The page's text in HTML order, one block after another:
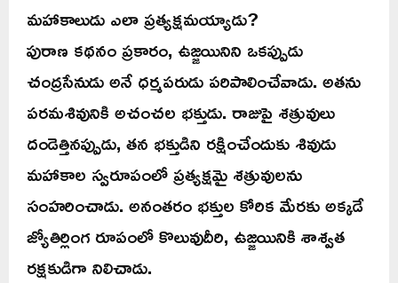
మహాకాలుడు ఎలా ప్రత్యక్షమయ్యాడు?
పురాణ కథనం ప్రకారం, ఉజ్జయినిని ఒకప్పుడు
చంద్రసేనుడు అనే ధర్మపరుడు పరిపాలించేవాడు. అతను
పరమశివునికి అచంచల భక్తుడు. రాజుపై శత్రువులు
దండెత్తినప్పుడు, తన భక్తుడిని రక్షించేందుకు శివుడు
మహాకాల స్వరూపంలో ప్రత్యక్షమై శత్రువులను
సంహరించాడు. అనంతరం భక్తుల కోరిక మేరకు అక్కడే
జ్యోతిర్లింగ రూపంలో కొలువుదీరి, ఉజ్జయినికి శాశ్వత
రక్షకుడిగా నిలిచాడు.